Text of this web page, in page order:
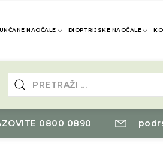
NAOČALE DIOPTRIJSKE NAOČALE
0800 0890